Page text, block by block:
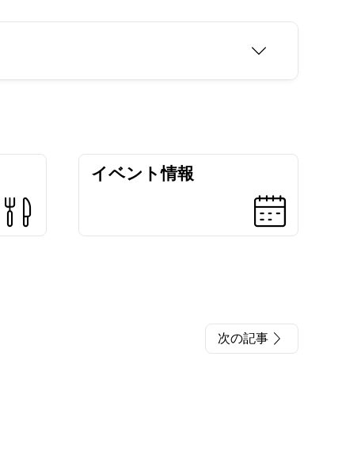
イベント情報
次の記事